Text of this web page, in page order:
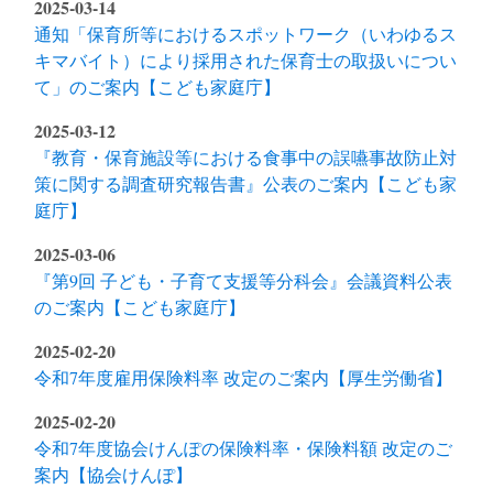
2025-03-14
通知「保育所等におけるスポットワーク（いわゆるス
キマバイト）により採用された保育士の取扱いについ
て」のご案内【こども家庭庁】
2025-03-12
『教育・保育施設等における食事中の誤嚥事故防止対
策に関する調査研究報告書』公表のご案内【こども家
庭庁】
2025-03-06
『第9回 子ども・子育て支援等分科会』会議資料公表
のご案内【こども家庭庁】
2025-02-20
令和7年度雇用保険料率 改定のご案内【厚生労働省】
2025-02-20
令和7年度協会けんぽの保険料率・保険料額 改定のご
案内【協会けんぽ】